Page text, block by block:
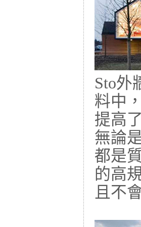
Sto外
料中
提高
無論
都是
的高
且不